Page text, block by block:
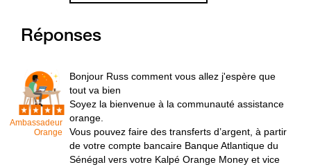
Réponses
Ambassadeur
Orange
Bonjour Russ comment vous allez j'espère que
tout va bien
Soyez la bienvenue à la communauté assistance
orange.
Vous pouvez faire des transferts d’argent, à partir
de votre compte bancaire Banque Atlantique du
Sénégal vers votre Kalpé Orange Money et vice